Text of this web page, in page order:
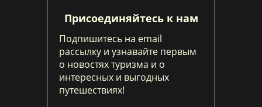
Присоединяйтесь к нам
Подпишитесь на email
рассылку и узнавайте первым
о новостях туризма и о
интересных и выгодных
путешествиях!